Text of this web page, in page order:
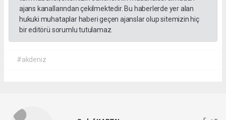
ajans kanallarından çekilmektedir. Bu haberlerde yer alan
hukuki muhataplar haberi geçen ajanslar olup sitemizin hiç
bir editörü sorumlu tutulamaz.
#akdeniz